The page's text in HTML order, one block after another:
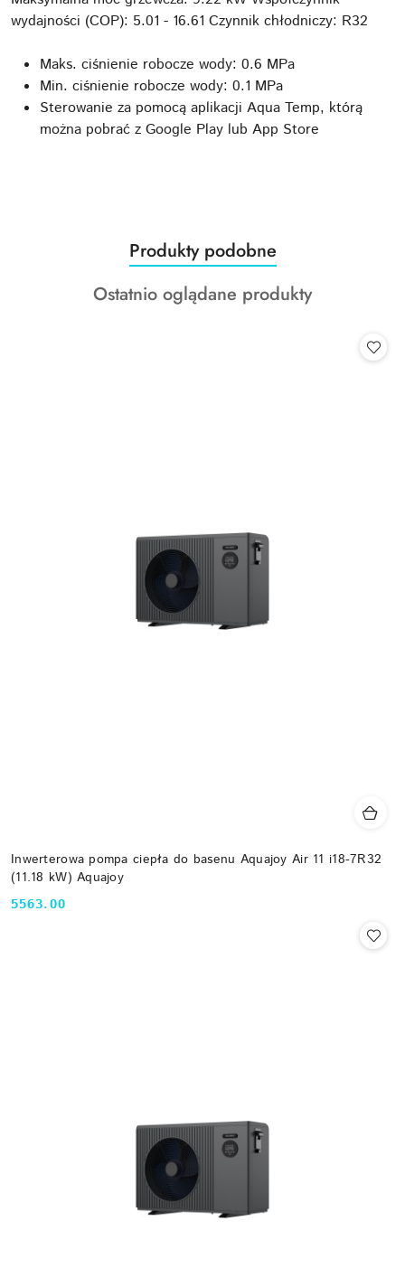
wydajności (COP): 5.01 - 16.61 Czynnik chłodniczy: R32
Maks. ciśnienie robocze wody: 0.6 MPa
Min. ciśnienie robocze wody: 0.1 MPa
Sterowanie za pomocą aplikacji Aqua Temp, którą
można pobrać z Google Play lub App Store
Pomiń karuzelę produktów
Produkty
o
statusie:
Produkty podobne
Produkty
Ostatnio oglądane produkty
Inwerterowa pompa ciepła do basenu Aquajoy Air 11 i18-7R32
(11.18 kW) Aquajoy
Cena:
5563.00